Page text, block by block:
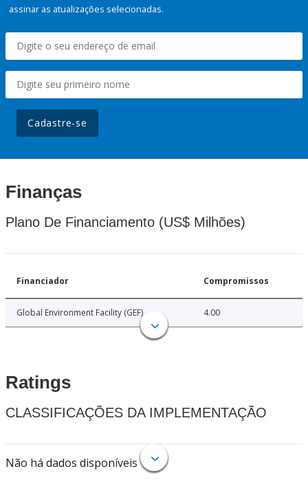
assinar as atualizações selecionadas.
Cadastre-se
Finanças
Plano De Financiamento (US$ Milhões)
Financiador Compromissos
Global Environment Facility (GEF) 4.00
Ratings
CLASSIFICAÇÕES DA IMPLEMENTAÇÃO
Não há dados disponíveis